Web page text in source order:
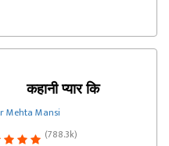
कहानी प्यार कि
Mehta Mansi
(788.3k)